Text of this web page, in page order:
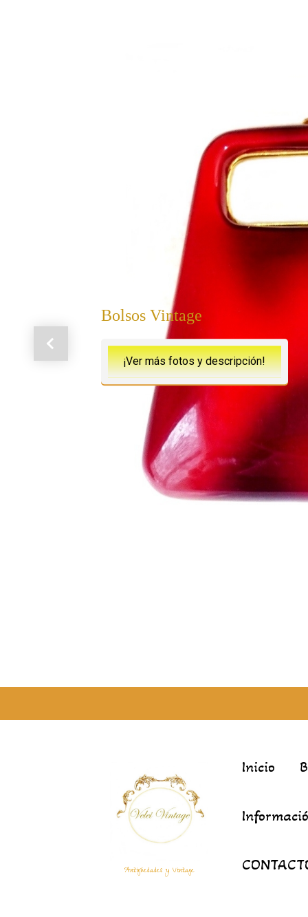
Bolsos Vintage
¡Ver más fotos y descripción!
Anterior
Antigüedades y Vintage
Inicio